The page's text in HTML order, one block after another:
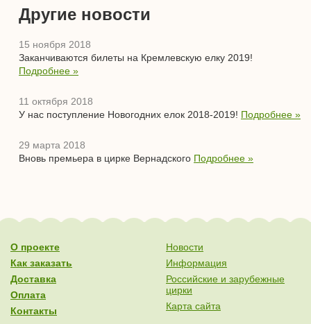
Другие новости
15 ноября 2018
Заканчиваются билеты на Кремлевскую елку 2019!
Подробнее »
11 октября 2018
У нас поступление Новогодних елок 2018-2019! Подробнее »
29 марта 2018
Вновь премьера в цирке Вернадского Подробнее »
О проекте
Как заказать
Доставка
Оплата
Контакты
Новости
Информация
Российские и зарубежные
цирки
Карта сайта